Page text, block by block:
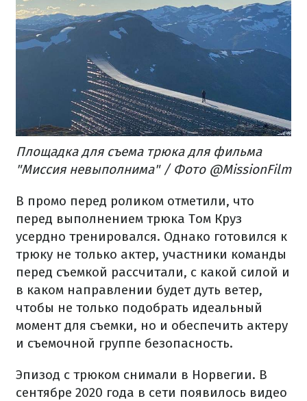
Площадка для съема трюка для фильма
"Миссия невыполнима" / Фото @MissionFilm
В промо перед роликом отметили, что
перед выполнением трюка Том Круз
усердно тренировался. Однако готовился к
трюку не только актер, участники команды
перед съемкой рассчитали, с какой силой и
в каком направлении будет дуть ветер,
чтобы не только подобрать идеальный
момент для съемки, но и обеспечить актеру
и съемочной группе безопасность.
Эпизод с трюком снимали в Норвегии. В
сентябре 2020 года в сети появилось видео